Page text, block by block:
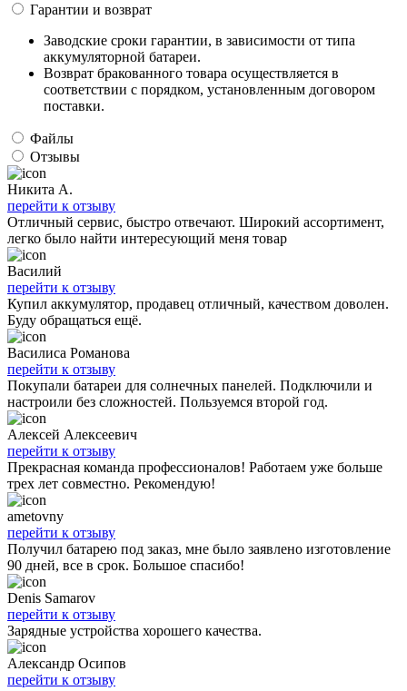
Гарантии и возврат
Заводские сроки гарантии, в зависимости от типа
аккумуляторной батареи.
Возврат бракованного товара осуществляется в
соответствии с порядком, установленным договором
поставки.
Файлы
Отзывы
Никита А.
перейти к отзыву
Отличный сервис, быстро отвечают. Широкий ассортимент,
легко было найти интересующий меня товар
Василий
перейти к отзыву
Купил аккумулятор, продавец отличный, качеством доволен.
Буду обращаться ещё.
Василиса Романова
перейти к отзыву
Покупали батареи для солнечных панелей. Подключили и
настроили без сложностей. Пользуемся второй год.
Алексей Алексеевич
перейти к отзыву
Прекрасная команда профессионалов! Работаем уже больше
трех лет совместно. Рекомендую!
ametovny
перейти к отзыву
Получил батарею под заказ, мне было заявлено изготовление
90 дней, все в срок. Большое спасибо!
Denis Samarov
перейти к отзыву
Зарядные устройства хорошего качества.
Александр Осипов
перейти к отзыву